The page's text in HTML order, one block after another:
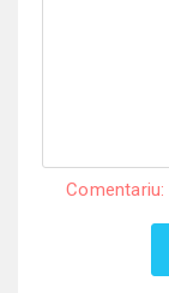
Comentariu: